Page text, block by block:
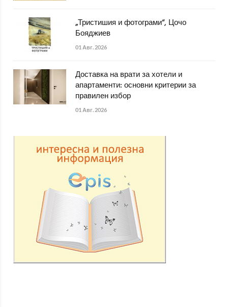
„Тристишия и фотограми“, Цочо
Бояджиев
01 Авг. 2026
Доставка на врати за хотели и
апартаменти: основни критерии за
правилен избор
01 Авг. 2026